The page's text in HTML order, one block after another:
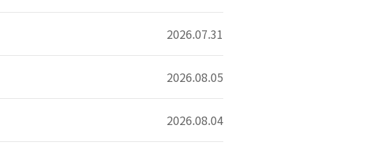
2026.07.31
2026.08.05
2026.08.04